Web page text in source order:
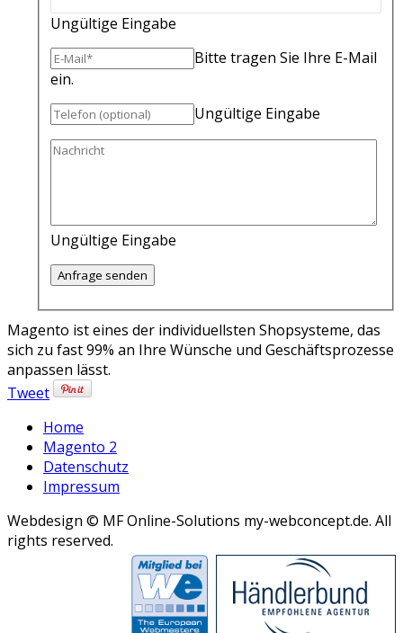
Ungültige Eingabe
Bitte tragen Sie Ihre E-Mail
ein.
Ungültige Eingabe
Ungültige Eingabe
Anfrage senden
Magento ist eines der individuellsten Shopsysteme, das
sich zu fast 99% an Ihre Wünsche und Geschäftsprozesse
anpassen lässt.
Tweet
Home
Magento 2
Datenschutz
Impressum
Webdesign © MF Online-Solutions my-webconcept.de. All
rights reserved.